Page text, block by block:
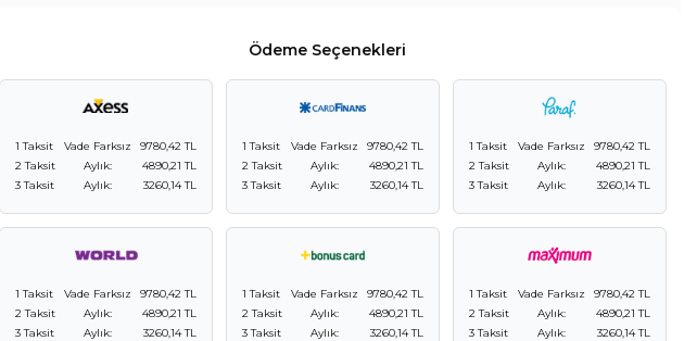
Ödeme Seçenekleri
1 Taksit Vade Farksız
9780,42 TL
2 Taksit
Aylık:
4890,21 TL
3 Taksit
Aylık: 3260,14 TL
1 Taksit Vade Farksız
9780,42 TL
2 Taksit
Aylık:
4890,21 TL
3 Taksit
Aylık: 3260,14 TL
1 Taksit Vade Farksız
9780,42 TL
2 Taksit
Aylık:
4890,21 TL
3 Taksit
Aylık: 3260,14 TL
1 Taksit Vade Farksız
9780,42 TL
2 Taksit
Aylık:
4890,21 TL
3 Taksit
Aylık: 3260,14 TL
1 Taksit Vade Farksız
9780,42 TL
2 Taksit
Aylık:
4890,21 TL
3 Taksit
Aylık: 3260,14 TL
1 Taksit Vade Farksız
9780,42 TL
2 Taksit
Aylık:
4890,21 TL
3 Taksit
Aylık: 3260,14 TL